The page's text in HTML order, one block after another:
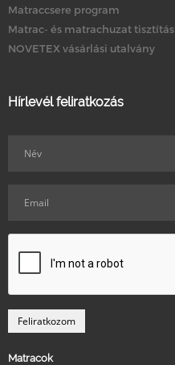
Matraccsere program
Matrac- és matrachuzat tisztítás
NOVETEX vásárlási utalvány
Hírlevél feliratkozás
Matracok